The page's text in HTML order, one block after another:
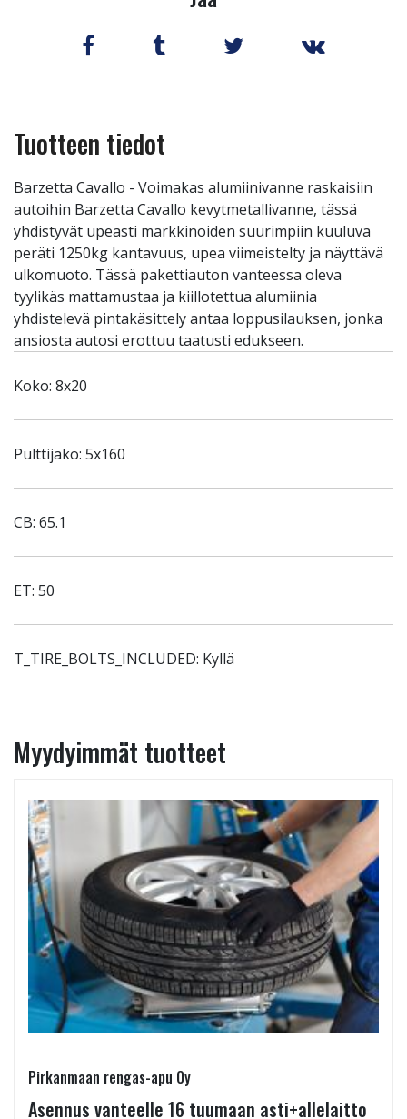
Tuotteen tiedot
Barzetta Cavallo - Voimakas alumiinivanne raskaisiin
autoihin Barzetta Cavallo kevytmetallivanne, tässä
yhdistyvät upeasti markkinoiden suurimpiin kuuluva
peräti 1250kg kantavuus, upea viimeistelty ja näyttävä
ulkomuoto. Tässä pakettiauton vanteessa oleva
tyylikäs mattamustaa ja kiillotettua alumiinia
yhdistelevä pintakäsittely antaa loppusilauksen, jonka
ansiosta autosi erottuu taatusti edukseen.
Koko: 8x20
Pulttijako: 5x160
CB: 65.1
ET: 50
T_TIRE_BOLTS_INCLUDED: Kyllä
Myydyimmät tuotteet
Pirkanmaan rengas-apu Oy
Asennus vanteelle 16 tuumaan asti+allelaitto